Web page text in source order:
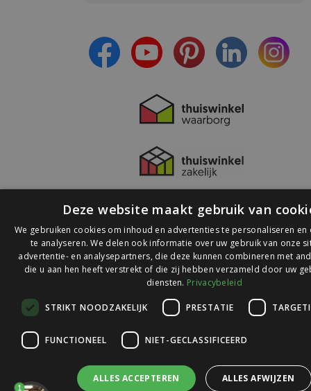
© 2026 Ledlichtdiscounter.nl
op
Webwinkelkeur
1
Deze website maakt gebruik van
We gebruiken cookies om inhoud en advertenties te personaliseren en
te analyseren. We delen ook informatie over uw gebruik van onze
advertentie- en analysepartners, die deze kunnen combineren met
die u aan hen heeft verstrekt of die zij hebben verzameld door uw
diensten. Privacybeleid
STRIKT NOODZAKELIJK PRESTATIE
FUNCTIONEEL NIET-GECLASSIFICEERD
ALLES ACCEPTEREN ALLES AFWIJZEN